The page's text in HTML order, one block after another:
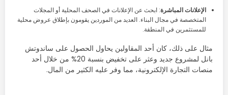
الإعلانات المباشرة: ابحث عن الإعلانات في الصحف المحلية أو المجلات
المتخصصة في مجال البناء. العديد من الموردين يقومون بإطلاق عروض محلية
للمستثمرين في المنطقة.
مثال على ذلك، كان أحد المقاولين يحاول الحصول على ساندوتش
بانل لمشروع جديد وعثر على تخفيض بنسبة 20% من خلال أحد
منصات التجارة الإلكترونية، مما وفر عليه الكثير من المال.